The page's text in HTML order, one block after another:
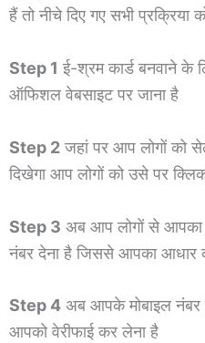
हैं तो नीचे दिए गए सभी प्रक्रिया
Step 1 ई-श्रम कार्ड बनवाने
ऑफिशल वेबसाइट पर जाना है
Step 2जहां पर आप लोगों को
दिखेगा आप लोगों को उसे पर
Step 3 अब आप लोगों से आपका
नंबर देना है जिससे आपका आधार
Step 4 अब आपके मोबाइल नंबर
आपको वेरीफाई कर लेना है